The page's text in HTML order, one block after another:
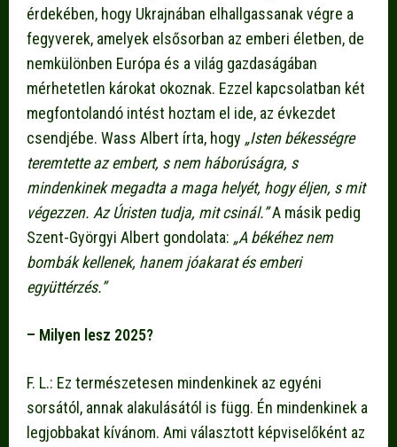
érdekében, hogy Ukrajnában elhallgassanak végre a
fegyverek, amelyek elsősorban az emberi életben, de
nemkülönben Európa és a világ gazdaságában
mérhetetlen károkat okoznak. Ezzel kapcsolatban két
megfontolandó intést hoztam el ide, az évkezdet
csendjébe. Wass Albert írta, hogy „Isten békességre
teremtette az embert, s nem háborúságra, s
mindenkinek megadta a maga helyét, hogyéljen, s mit
végezzen. Az Úristen tudja, mit csinál.”A másik pedig
Szent-Györgyi Albert gondolata: „A békéhez nem
bombák kellenek, hanem jóakaratés emberi
együttérzés.”
– Milyen lesz 2025?
F. L.: Ez természetesen mindenkinek az egyéni
sorsától, annak alakulásától is függ. Én mindenkinek a
legjobbakat kívánom. Ami választott képviselőként az